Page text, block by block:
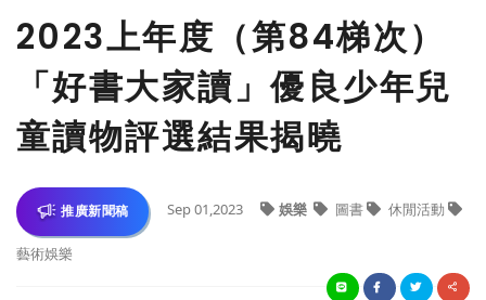
2023上年度（第84梯次）
「好書大家讀」優良少年兒
童讀物評選結果揭曉
推廣新聞稿 Sep 01,2023 娛樂 圖書 休閒活動
藝術娛樂